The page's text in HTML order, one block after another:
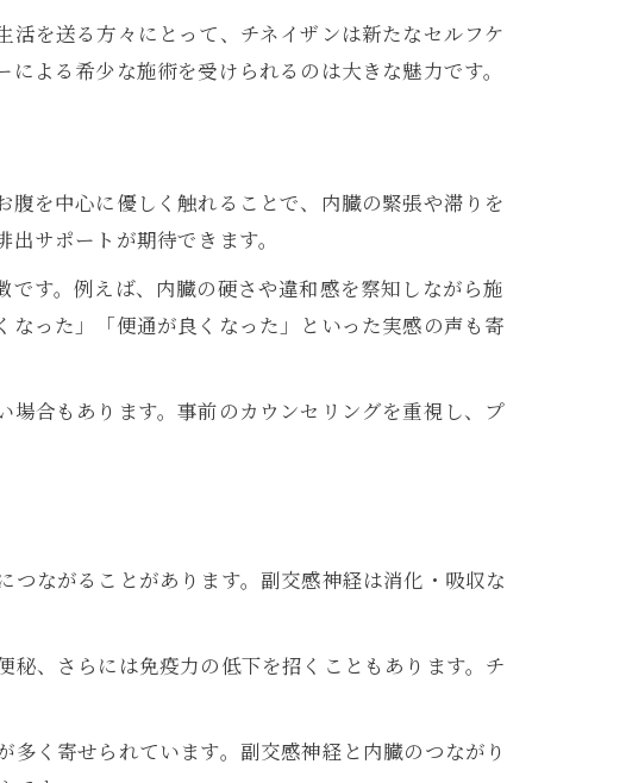
を送る方々にとって、チネイザンは新たなセルフケ
よる希少な施術を受けられるのは大きな魅力です。
を中心に優しく触れることで、内臓の緊張や滞りを
サポートが期待できます。
す。例えば、内臓の硬さや違和感を察知しながら施
った」「便通が良くなった」といった実感の声も寄
合もあります。事前のカウンセリングを重視し、プ
ながることがあります。副交感神経は消化・吸収な
、さらには免疫力の低下を招くこともあります。チ
く寄せられています。副交感神経と内臓のつながり